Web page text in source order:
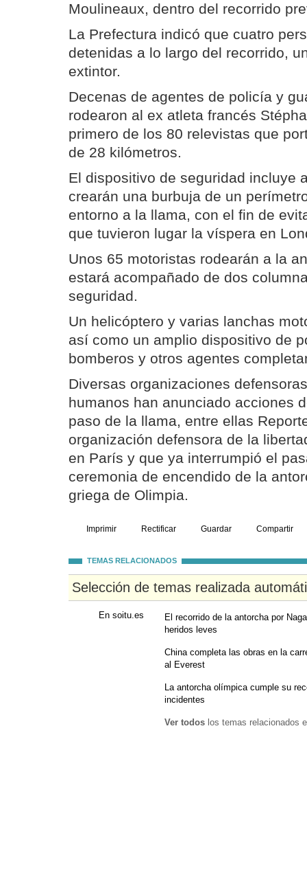
Moulineaux, dentro del recorrido
La Prefectura indicó que cuatro
detenidas a lo largo del recorrido,
extintor.
Decenas de agentes de policía y
rodearon al ex atleta francés
primero de los 80 relevistas que
de 28 kilómetros.
El dispositivo de seguridad incluye
crearán una burbuja de un
entorno a la llama, con el fin de
que tuvieron lugar la víspera en
Unos 65 motoristas rodearán a la
estará acompañado de dos
seguridad.
Un helicóptero y varias lanchas
así como un amplio dispositivo de
bomberos y otros agentes
Diversas organizaciones
humanos han anunciado acciones
paso de la llama, entre ellas
organización defensora de la
en París y que ya interrumpió el
ceremonia de encendido de la
griega de Olimpia.
Imprimir Rectificar Guardar Compartir
TEMAS RELACIONADOS
Selección de temas realizada
En soitu.es
El recorrido de la antorcha por
heridos leves
China completa las obras en la
al Everest
La antorcha olímpica cumple su
incidentes
Ver todos los temas relacionados